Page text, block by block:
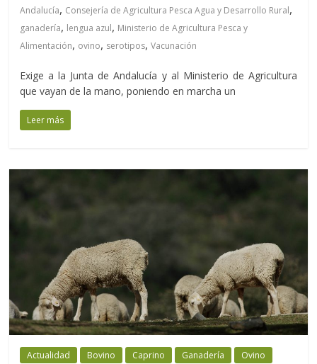
Andalucía, Consejería de Agricultura Pesca Agua y Desarrollo Rural,
ganadería, lengua azul, Ministerio de Agricultura Pesca y
Alimentación, ovino, serotipos,Vacunación
Exige a la Junta de Andalucía y al Ministerio de Agricultura
que vayan de la mano, poniendo en marcha un
Leer más
Actualidad Bovino Caprino Ganadería Ovino